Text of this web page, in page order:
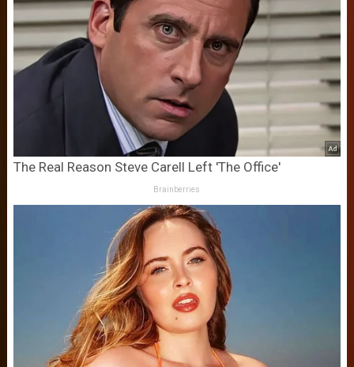
The Real Reason Steve Carell Left 'The Office'
Brainberries